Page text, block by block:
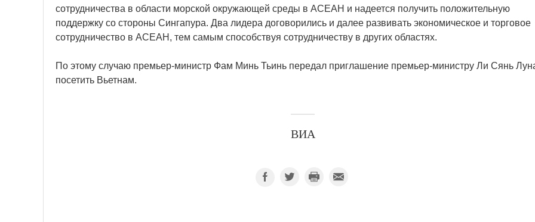
сотрудничества в области морской окружающей среды в АСЕАН и надеется получить положительную
поддержку со стороны Сингапура. Два лидера договорились и далее развивать экономическое и торговое
сотрудничество в АСЕАН, тем самым способствуя сотрудничеству в других областях.
По этому случаю премьер-министр Фам Минь Тьинь передал приглашение премьер-министру Ли Сянь
посетить Вьетнам.
ВИА